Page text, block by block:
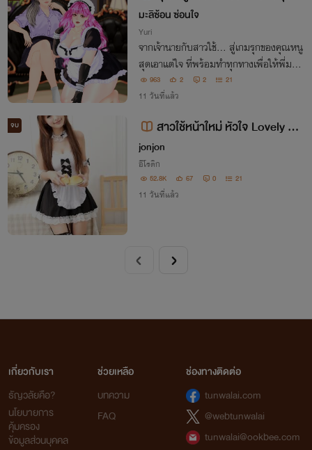
มะลิซ้อน ซ่อนใจ
Yuri
จากเจ้านายกับสาวใช้... สู่เกมรุกของคุณหนู
สุดเอาแต่ใจ ที่พร้อมทำทุกทางเพื่อให้พี่มาย
ด์เป็นของตัวเอง
963 2 2 21
11 วันที่แล้ว
จบ
สาวใช้หน้าใหม่ หัวใจ Lovely NC
25+
jonjon
อีโรติก
52.8K 67 0 21
11 วันที่แล้ว
เกี่ยวกับเรา
ธัญวลัยคือ?
นโยบายการ
คุ้มครอง
ข้อมูลส่วนบุคคล
ช่วยเหลือ
บทความ
FAQ
ช่องทางติดต่อ
tunwalai.com
@webtunwalai
tunwalai@ookbee.com